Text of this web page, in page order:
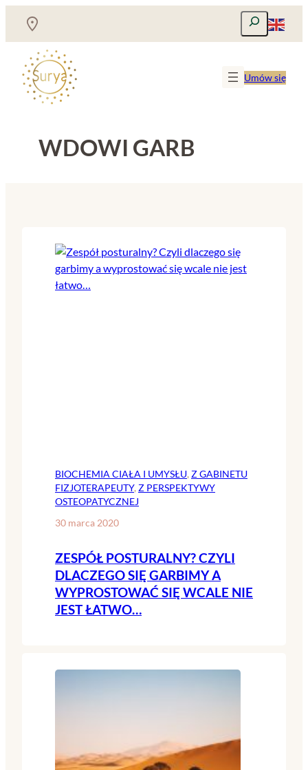
treści
Szukaj
Umów się
WDOWI GARB
BIOCHEMIA CIAŁA I UMYSŁU, Z GABINETU
FIZJOTERAPEUTY, Z PERSPEKTYWY
OSTEOPATYCZNEJ
30 marca 2020
ZESPÓŁ POSTURALNY? CZYLI
DLACZEGO SIĘ GARBIMY A
WYPROSTOWAĆ SIĘ WCALE NIE
JEST ŁATWO…